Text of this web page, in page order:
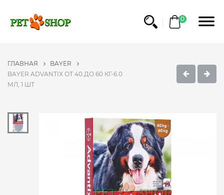
0
ГЛАВНАЯ
BAYER
BAYER ADVANTIX ОТ 40 ДО 60 КГ-6.0
МЛ, 1 ШТ